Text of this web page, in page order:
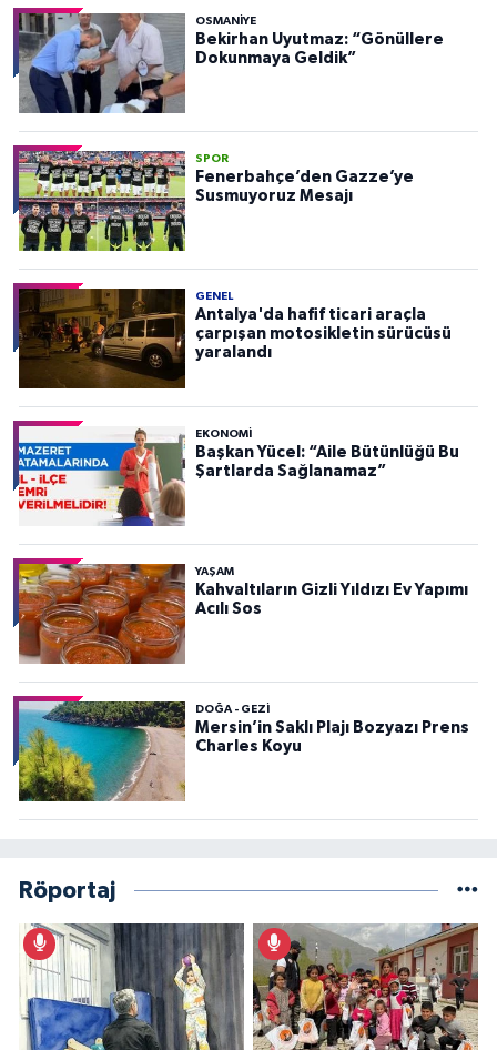
OSMANIYE
Bekirhan Uyutmaz: “Gönüllere
Dokunmaya Geldik”
SPOR
Fenerbahçe’den Gazze’ye
Susmuyoruz Mesajı
GENEL
Antalya'da hafif ticari araçla
çarpışan motosikletin sürücüsü
yaralandı
EKONOMI
Başkan Yücel: “Aile Bütünlüğü Bu
Şartlarda Sağlanamaz”
YAŞAM
Kahvaltıların Gizli Yıldızı Ev Yapımı
Acılı Sos
DOĞA - GEZI
Mersin’in Saklı Plajı Bozyazı Prens
Charles Koyu
Röportaj